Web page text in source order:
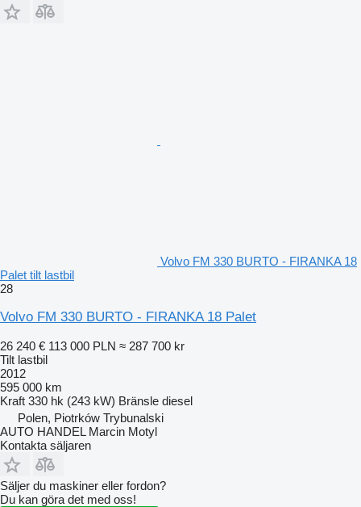
Volvo FM 330 BURTO - FIRANKA 18
Palet tilt lastbil
28
Volvo FM 330 BURTO - FIRANKA 18 Palet
26 240 € 113 000 PLN ≈ 287 700 kr
Tilt lastbil
2012
595 000 km
Kraft 330 hk (243 kW) Bränsle diesel
Polen, Piotrków Trybunalski
AUTO HANDEL Marcin Motyl
Kontakta säljaren
Säljer du maskiner eller fordon?
Du kan göra det med oss!